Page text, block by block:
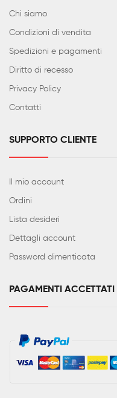
Chi siamo
Condizioni di vendita
Spedizioni e pagamenti
Diritto di recesso
Privacy Policy
Contatti
SUPPORTO CLIENTE
Il mio account
Ordini
Lista desideri
Dettagli account
Password dimenticata
PAGAMENTI ACCETTATI